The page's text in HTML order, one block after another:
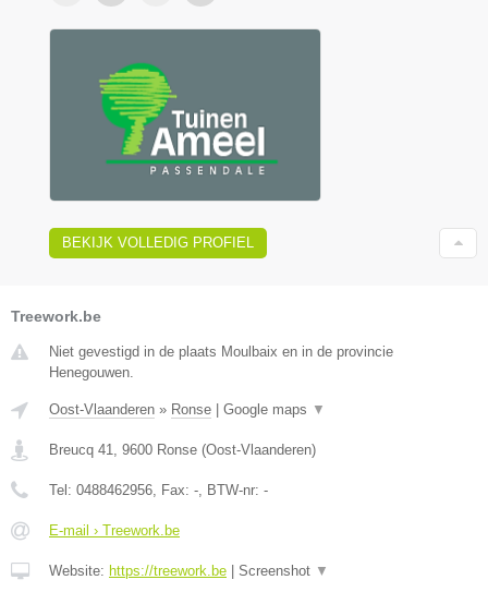
BEKIJK VOLLEDIG PROFIEL
Treework.be
Niet gevestigd in de plaats Moulbaix en in de provincie
Henegouwen.
Oost-Vlaanderen » Ronse Google maps ▼
Breucq 41 9600 Ronse (Oost-Vlaanderen)
Tel: 0488462956 , Fax: - , BTW-nr: -
E-mail › Treework.be
Website: https://treework.be Screenshot ▼